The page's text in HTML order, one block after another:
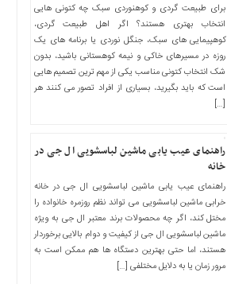
برای طبیعت گردی و کوهنوردی سبک چه کتونی هایی
انتخاب بهتری هستند؟ اگر اهل طبیعت گردی،
کوهپیمایی های سبک، جنگل نوردی یا برنامه های یک
روزه در مسیرهای خاکی و نیمه کوهستانی باشید، بدون
شک انتخاب کتونی مناسب یکی از مهم ترین تصمیم هایی
است که باید بگیرید، بسیاری از افراد تصور می کنند هر
[…]
راهنمای عیب یابی ماشین لباسشویی ال جی در
خانه
راهنمای عیب یابی ماشین لباسشویی ال جی در خانه
خرابی ماشین لباسشویی می تواند نظم روزمره خانواده را
مختل کند، اگر چه محصولات برند معتبر ال جی به ویژه
ماشین لباسشویی ال جی از کیفیت و دوام بالایی برخوردار
هستند، اما حتی بهترین دستگاه ها هم ممکن است به
مرور زمان یا به دلایل مختلفی […]